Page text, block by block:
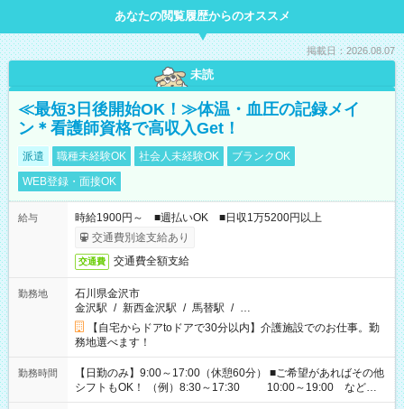
あなたの閲覧履歴からのオススメ
掲載日：2026.08.07
未読
≪最短3日後開始OK！≫体温・血圧の記録メイ
ン＊看護師資格で高収入Get！
派遣 職種未経験OK 社会人未経験OK
ブランクOK
WEB登録・面接OK
給与
時給1900円～ ■週払いOK ■日収1万5200円以上
交通費別途支給あり
交通費 交通費全額支給
勤務地
石川県金沢市
金沢駅 / 新西金沢駅 / 馬替駅 / …
【自宅からドアtoドアで30分以内】介護施設でのお仕事。勤
務地選べます！
勤務時間
【日勤のみ】9:00～17:00（休憩60分） ■ご希望があればその他
シフトもOK！ （例）8:30～17:30 10:00～19:00 など
「家族とお休みを合わせたい」 「できれば残業はしたくない」